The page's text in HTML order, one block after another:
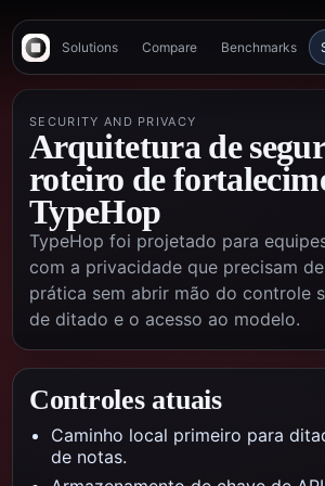
Solutions Compare Benchmarks
SECURITY AND PRIVACY
Arquitetura de
roteiro de
TypeHop
TypeHop foi projetado para
com a privacidade que precisam
prática sem abrir mão do controle
de ditado e o acesso ao modelo.
Controles atuais
Caminho local primeiro para
de notas.